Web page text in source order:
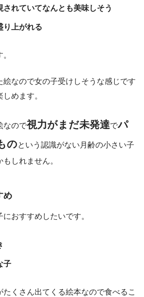
れていてなんとも美味しそう
り上がれる
絵なので女の子受けしそうな感じです
めます。
なので視力がまだ未発達でパ
のという認識がない月齢の小さい子
しれません。
め
おすすめしたいです。
子
たくさん出てくる絵本なので食べるこ